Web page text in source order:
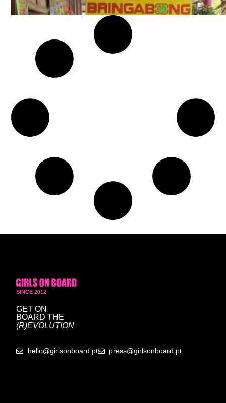
SINCE 2012
GET ON
BOARD THE
(R)EVOLUTION
hello@girlsonboard.pt press@girlsonboard.pt